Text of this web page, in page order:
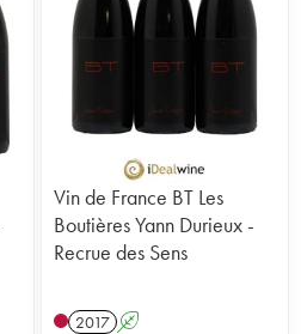
Vin de France BT Les
Boutières Yann Durieux -
Recrue des Sens
2017 A